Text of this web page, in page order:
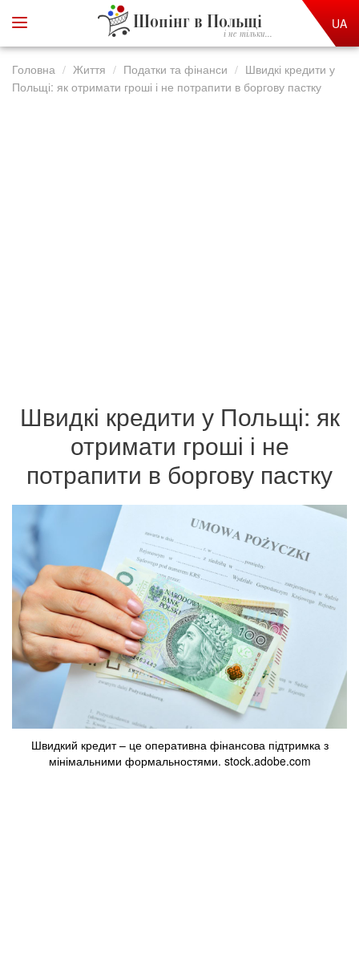
Шопінг в Польщі
і не тільки...
UA
Головна Життя Податки та фінанси
Швидкі кредити у
Польщі: як отримати гроші і не потрапити в боргову пастку
Швидкі кредити у Польщі: як
отримати гроші і не
потрапити в боргову пастку
Швидкий кредит – це оперативна фінансова підтримка з
мінімальними формальностями. stock.adobe.com